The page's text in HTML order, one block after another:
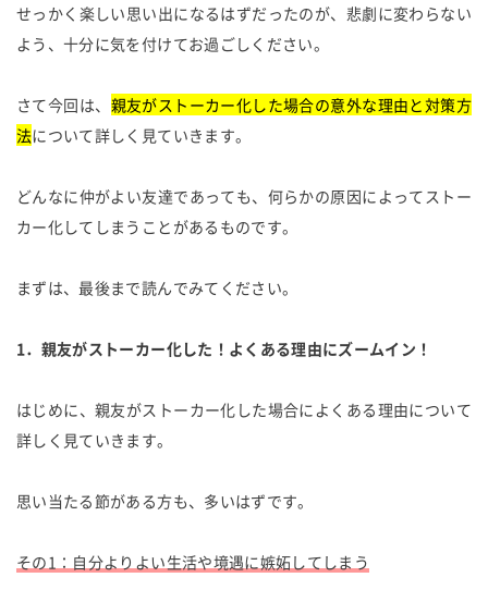
せっかく楽しい思い出になるはずだったのが、悲劇に変わらない
よう、十分に気を付けてお過ごしください。
さて今回は、 親友がストーカー化した場合の意外な理由と対策方
法について詳しく見ていきます。
どんなに仲がよい友達であっても、何らかの原因によってストー
カー化してしまうことがあるものです。
まずは、最後まで読んでみてください。
1．親友がストーカー化した！よくある理由にズームイン！
はじめに、親友がストーカー化した場合によくある理由について
詳しく見ていきます。
思い当たる節がある方も、多いはずです。
その1：自分よりよい生活や境遇に嫉妬してしまう